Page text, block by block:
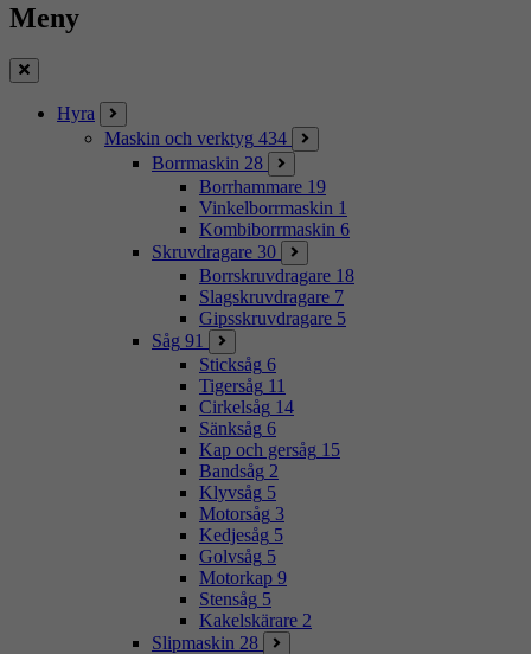
Meny
Stäng
Hyra
Maskin och verktyg 434
Borrmaskin 28
Borrhammare 19
Vinkelborrmaskin 1
Kombiborrmaskin 6
Skruvdragare 30
Borrskruvdragare 18
Slagskruvdragare 7
Gipsskruvdragare 5
Såg 91
Sticksåg 6
Tigersåg 11
Cirkelsåg 14
Sänksåg 6
Kap och gersåg 15
Bandsåg 2
Klyvsåg 5
Motorsåg 3
Kedjesåg 5
Golvsåg 5
Motorkap 9
Stensåg 5
Kakelskärare 2
Slipmaskin 28